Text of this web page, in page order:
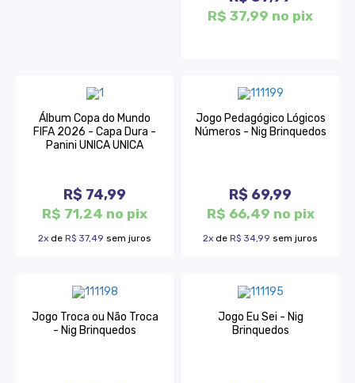
R$ 37,99 no pix
Álbum Copa do Mundo
FIFA 2026 - Capa Dura -
Panini UNICA UNICA
R$ 74,99
R$ 71,24 no pix
2x de R$ 37,49 sem juros
Jogo Pedagógico Lógicos
Números - Nig Brinquedos
R$ 69,99
R$ 66,49 no pix
2x de R$ 34,99 sem juros
Jogo Troca ou Não Troca
- Nig Brinquedos
Jogo Eu Sei - Nig
Brinquedos